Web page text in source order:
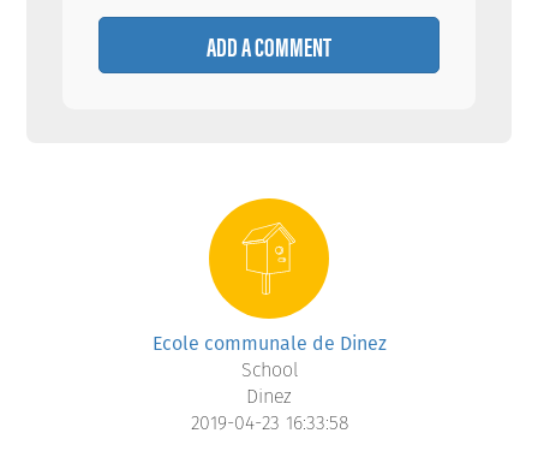
ADD A COMMENT
Ecole communale de Dinez
School
Dinez
2019-04-23 16:33:58